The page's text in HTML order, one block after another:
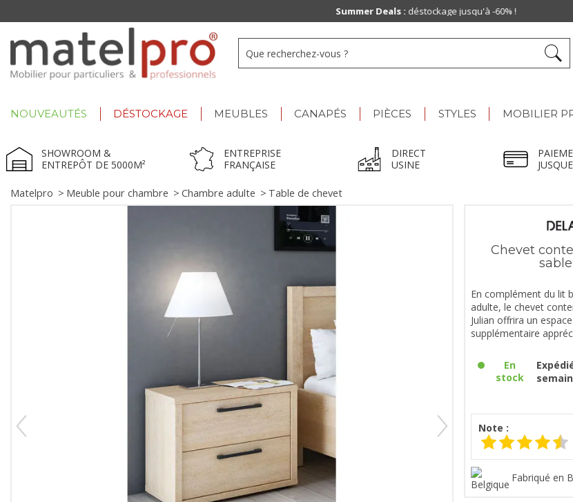
NOUVEAUTÉS DÉSTOCKAGE MEUBLES CANAPÉS PIÈCES STYLES MOBILIER
SHOWROOM &
ENTREPÔT DE 5000M²
ENTREPRISE
FRANÇAISE
DIRECT
USINE
Matelpro > Meuble pour chambre > Chambre adulte > Table de chevet
Chevet
En complément du lit
adulte, le chevet
Julian offrira un
supplémentaire
En
stock
Note :
Fabriqué en
Paiement jusqu'à48x